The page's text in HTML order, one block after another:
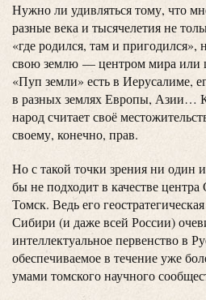
Нужно ли удивляться тому, что
разные века и тысячелетия не
«где родился, там и
свою землю — центром мира или
«Пуп земли» есть в Иерусалиме,
в разных землях Европы, Азии…
народ считает своё
своему, конечно, прав.
Но с такой точки зрения ни один
бы не подходит в качестве
Томск. Ведь его
Сибири (и даже всей России)
интеллектуальное первенство в
обеспечиваемое в течение уже
умами томского научного